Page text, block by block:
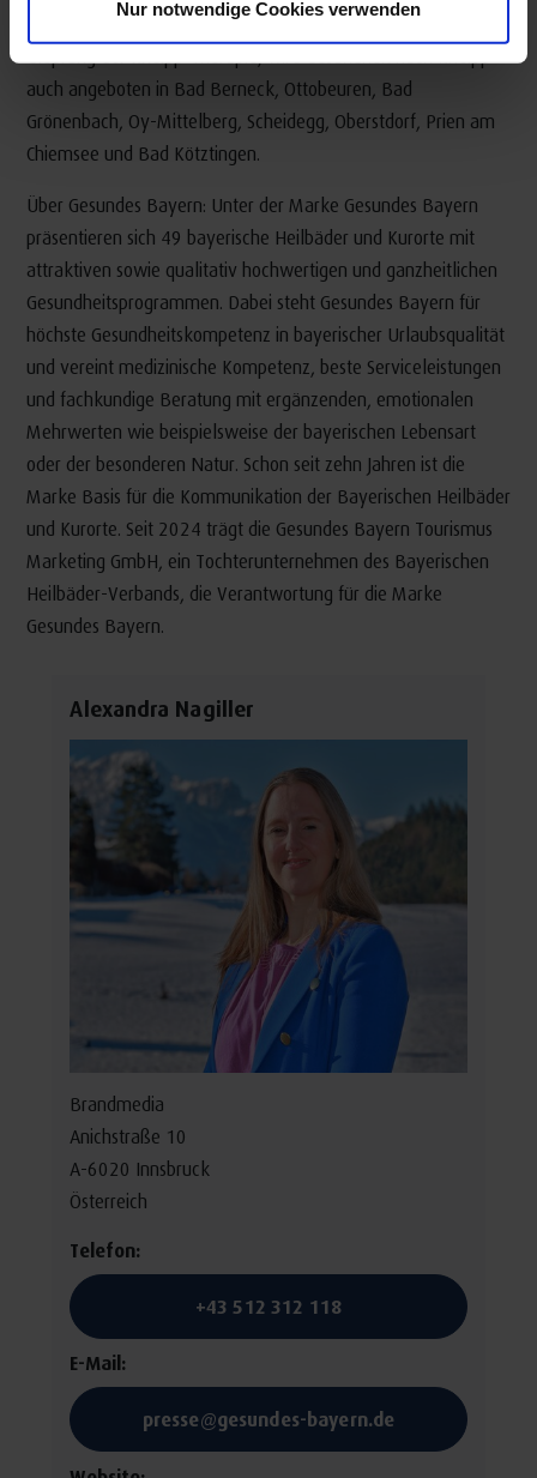
Nur notwendige Cookies verwenden
Ernährungslehre gekocht: Neben Bad Wörishofen, dem
auch angeboten in Bad Berneck, Ottobeuren, Bad
Grönenbach, Oy-Mittelberg, Scheidegg, Oberstdorf, Prien am
Chiemsee und Bad Kötztingen.
Über Gesundes Bayern: Unter der Marke Gesundes Bayern
präsentieren sich 49 bayerische Heilbäder und Kurorte mit
attraktiven sowie qualitativ hochwertigen und ganzheitlichen
Gesundheitsprogrammen. Dabei steht Gesundes Bayern für
höchste Gesundheitskompetenz in bayerischer Urlaubsqualität
und vereint medizinische Kompetenz, beste Serviceleistungen
und fachkundige Beratung mit ergänzenden, emotionalen
Mehrwerten wie beispielsweise der bayerischen Lebensart
oder der besonderen Natur. Schon seit zehn Jahren ist die
Marke Basis für die Kommunikation der Bayerischen Heilbäder
und Kurorte. Seit 2024 trägt die Gesundes Bayern Tourismus
Marketing GmbH, ein Tochterunternehmen des Bayerischen
Heilbäder-Verbands, die Verantwortung für die Marke
Gesundes Bayern.
Alexandra Nagiller
Brandmedia
Anichstraße 10
A-6020 Innsbruck
Österreich
Telefon:
+43 512 312 118
E-Mail:
presse@gesundes-bayern.de